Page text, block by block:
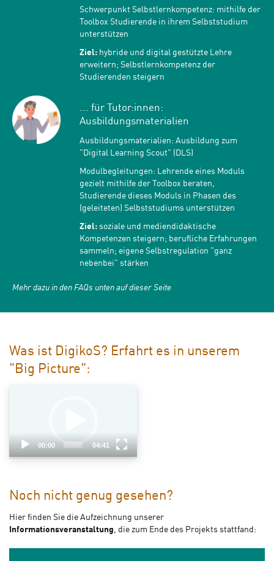
Schwerpunkt Selbstlernkompetenz: mithilfe der
Toolbox Studierende in ihrem Selbststudium
unterstützen
Ziel: hybride und digital gestützte Lehre
erweitern; Selbstlernkompetenz der
Studierenden steigern
... für Tutor:innen:
Ausbildungsmaterialien
Ausbildungsmaterialien: Ausbildung zum
"Digital Learning Scout" (DLS)
Modulbegleitungen: Lehrende eines Moduls
gezielt mithilfe der Toolbox beraten,
Studierende dieses Moduls in Phasen des
(geleiteten) Selbststudiums unterstützen
Ziel: soziale und mediendidaktische
Kompetenzen steigern; berufliche Erfahrungen
sammeln; eigene Selbstregulation "ganz
nebenbei" stärken
Mehr dazu in den FAQs unten auf dieser Seite
Was ist DigikoS? Erfahrt es in unserem
"Big Picture":
00:00 04:41
Noch nicht genug gesehen?
Hier finden Sie die Aufzeichnung unserer
Informationsveranstaltung, die zum Ende des Projekts stattfand: